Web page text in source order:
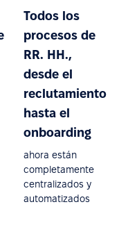
Todos los
procesos de
RR. HH.,
desde el
reclutamiento
hasta el
onboarding
ahora están
completamente
centralizados y
automatizados